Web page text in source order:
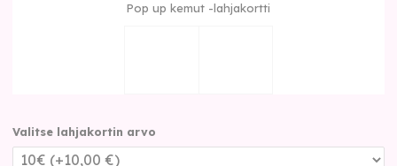
Pop up kemut -lahjakortti
Valitse lahjakortin arvo